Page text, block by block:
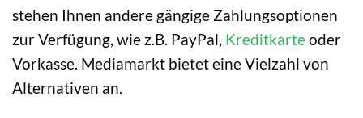
stehen Ihnen andere gängige Zahlungsoptionen
zur Verfügung, wie z.B. PayPal, Kreditkarteoder
Vorkasse. Mediamarkt bietet eine Vielzahl von
Alternativen an.